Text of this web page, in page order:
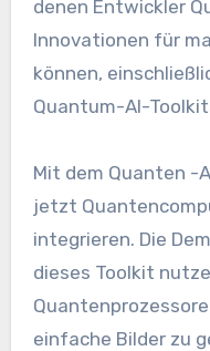
denen Entwickler
Innovationen für
können,
Quantum-AI-
Mit dem Quanten -
jetzt
integrieren. Die
dieses Toolkit
einfache Bilder zu